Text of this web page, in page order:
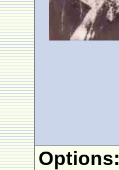
Options: